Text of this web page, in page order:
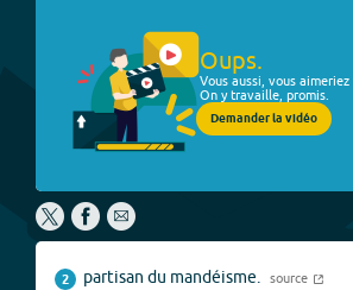
Oups.
Vous aussi, vous
On y travaille, promis.
Demander la vidéo
2 partisan du mandéisme. source